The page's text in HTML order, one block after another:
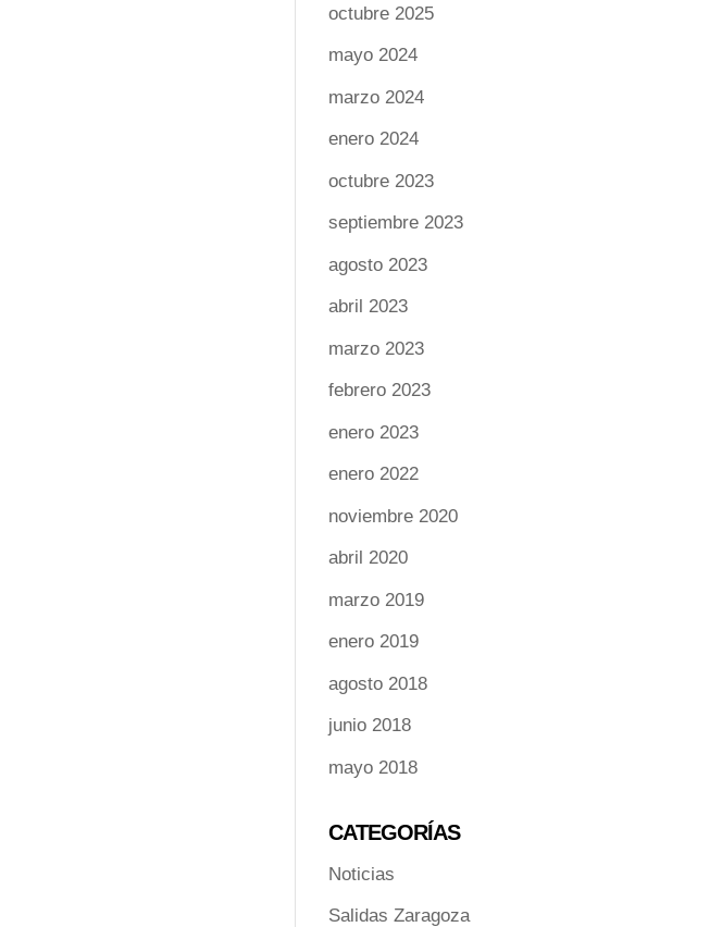
octubre 2025
mayo 2024
marzo 2024
enero 2024
octubre 2023
septiembre 2023
agosto 2023
abril 2023
marzo 2023
febrero 2023
enero 2023
enero 2022
noviembre 2020
abril 2020
marzo 2019
enero 2019
agosto 2018
junio 2018
mayo 2018
CATEGORÍAS
Noticias
Salidas Zaragoza